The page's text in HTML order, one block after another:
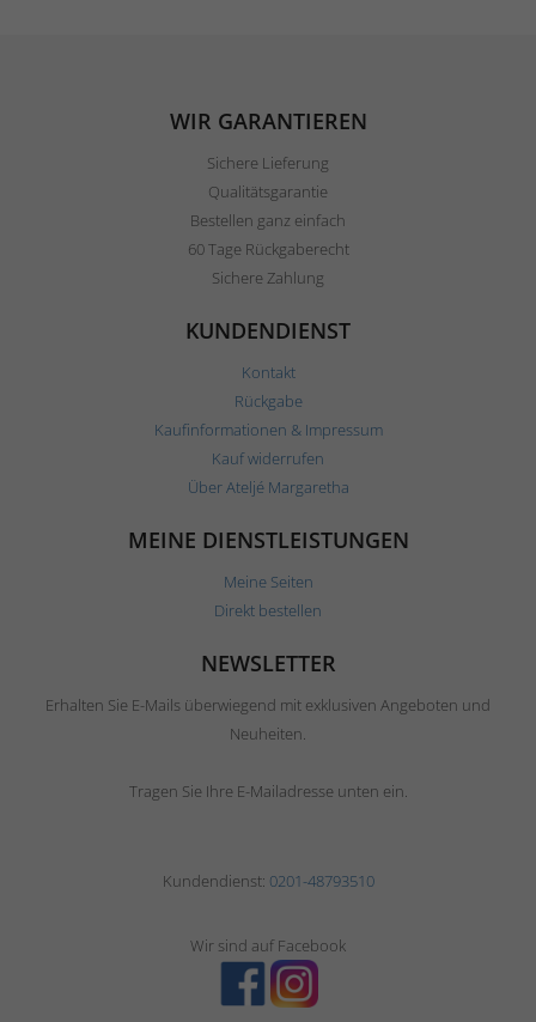
WIR GARANTIEREN
Sichere Lieferung
Qualitätsgarantie
Bestellen ganz einfach
60 Tage Rückgaberecht
Sichere Zahlung
KUNDENDIENST
Kontakt
Rückgabe
Kaufinformationen & Impressum
Kauf widerrufen
Über Ateljé Margaretha
MEINE DIENSTLEISTUNGEN
Meine Seiten
Direkt bestellen
NEWSLETTER
Erhalten Sie E-Mails überwiegend mit exklusiven Angeboten und
Neuheiten.
Tragen Sie Ihre E-Mailadresse unten ein.
Kundendienst: 0201-48793510
Wir sind auf Facebook